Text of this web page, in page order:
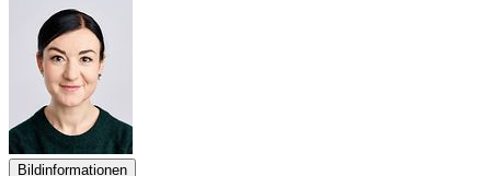
Bildinformationen